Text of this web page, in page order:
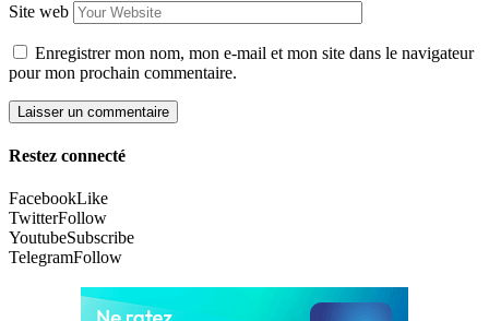
Site web
Enregistrer mon nom, mon e-mail et mon site dans le navigateur
pour mon prochain commentaire.
Restez connecté
FacebookLike
TwitterFollow
YoutubeSubscribe
TelegramFollow